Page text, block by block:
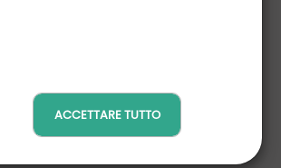
ACCETTARE TUTTO